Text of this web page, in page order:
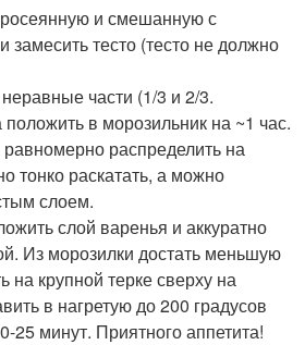
и смешанную с
замесить тесто (тесто не должно
части (1/3 и 2/3.
в морозильник на ~1 час.
распределить на
тонко раскатать, а можно
слоем.
слой варенья и аккуратно
Из морозилки достать меньшую
на крупной терке сверху на
в нагретую до 200 градусов
25 минут. Приятного аппетита!